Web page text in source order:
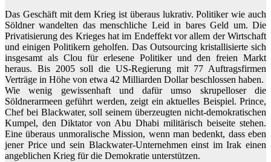
Das Geschäft mit dem Krieg ist überaus lukrativ. Politiker wie auch
Söldner wandelten das menschliche Leid in bares Geld um. Die
Privatisierung des Krieges hat im Endeffekt vor allem der Wirtschaft
und einigen Politikern geholfen. Das Outsourcing kristallisierte sich
insgesamt als Clou für erlesene Politiker und den freien Markt
heraus. Bis 2005 soll die US-Regierung mit 77 Auftragsfirmen
Verträge in Höhe von etwa 42 Milliarden Dollar beschlossen haben.
Wie wenig gewissenhaft und dafür umso skrupelloser die
Söldnerarmeen geführt werden, zeigt ein aktuelles Beispiel. Prince,
Chef bei Blackwater, soll seinem überzeugten nicht-demokratischen
Kumpel, den Diktator von Abu Dhabi militärisch beiseite stehen.
Eine überaus unmoralische Mission, wenn man bedenkt, dass eben
jener Price und sein Blackwater-Unternehmen einst im Irak einen
angeblichen Krieg für die Demokratie unterstützen.